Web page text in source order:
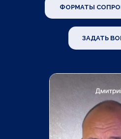
ФОРМАТЫ
ЗАДАТЬ